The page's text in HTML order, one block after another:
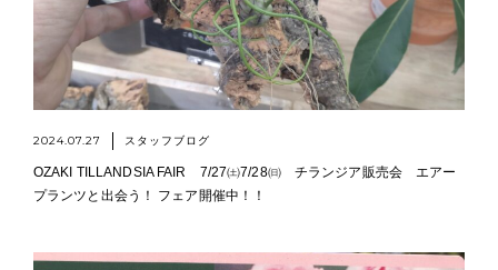
2024.07.27 スタッフブログ
OZAKI TILLANDSIA FAIR 7/27㈯7/28㈰ チランジア販売会 エアー
プランツと出会う！ フェア開催中！！